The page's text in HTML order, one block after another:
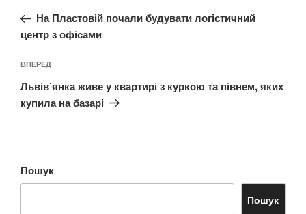
запис:На Пластовій почали будувати логістичний
центр з офісами
Наступний
запис
ВПЕРЕД
Львів’янка живе у квартирі з куркою та півнем, яких
купила на базарі
Пошук
Пошук